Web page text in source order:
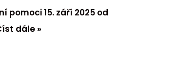
pomoci 15. září 2025 od
dále »